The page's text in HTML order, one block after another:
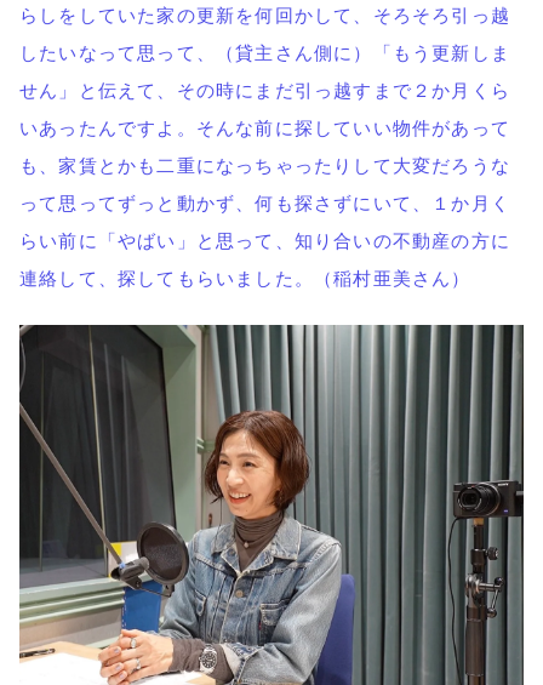
らしをしていた家の更新を何回かして、そろそろ引っ越
したいなって思って、（貸主さん側に）「もう更新しま
せん」と伝えて、その時にまだ引っ越すまで２か月くら
いあったんですよ。そんな前に探していい物件があって
も、家賃とかも二重になっちゃったりして大変だろうな
って思ってずっと動かず、何も探さずにいて、１か月く
らい前に「やばい」と思って、知り合いの不動産の方に
連絡して、探してもらいました。（稲村亜美さん）